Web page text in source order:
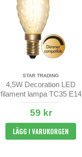
STAR TRADING
4,5W Decoration LED
filament lampa TC35 E14
sockel 470lm - dimbar
59 kr
LÄGG I VARUKORGEN